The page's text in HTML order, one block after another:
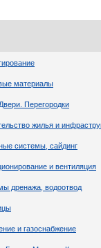
материалы
Перегородки
жилья и
системы, сайдинг
и вентиляция
дренажа, водоотвод
и газоснабжение